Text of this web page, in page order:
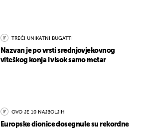
TREĆI UNIKATNI BUGATTI
Nazvan je po vrsti srednjovjekovnog
viteškog konja i visok samo metar
OVO JE 10 NAJBOLJIH
Europske dionice dosegnule su rekordne